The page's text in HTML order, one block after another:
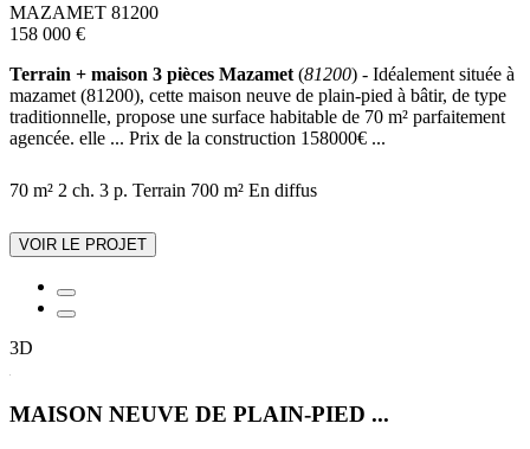
MAZAMET 81200
158 000 €
Terrain + maison 3 pièces Mazamet (81200) - Idéalement située à
mazamet (81200), cette maison neuve de plain-pied à bâtir, de type
traditionnelle, propose une surface habitable de 70 m² parfaitement
agencée. elle ... Prix de la construction 158000€ ...
70 m² 2 ch. 3 p. Terrain 700 m² En diffus
VOIR LE PROJET
3D
MAISON NEUVE DE PLAIN-PIED ...